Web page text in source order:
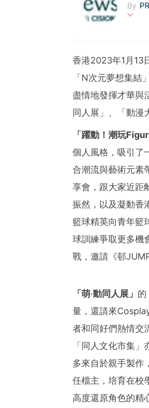
By
t
d's
ds of
香港2023年1月13
「N次元夢想集結
盡情地發揮才華與
同人展」、「動漫
「躍動！潮玩
個人風格，吸引了
合潮流與藝術元素
享會，跟大家近距
振然，以及凝動香
籃球精英向青年籃
球訓練爭取更多機
戰，邀請《邨
「萌‧動同人展」 的
量，還請來
者和同好們熱情交
「同人文化市集
多來自於親手製作
任檔主，培育在校
高度還原角色的精